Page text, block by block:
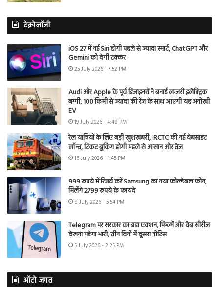
टेक्नोलॉजी
iOS 27 में नई Siri होगी पहले से ज्यादा स्मार्ट, ChatGPT और
Gemini को देगी टक्कर
25 July 2026 - 7:52 PM
Audi और Apple के पूर्व डिजाइनरों ने बनाई लग्जरी इलेक्ट्रिक
बग्गी, 100 किमी से ज्यादा की रेंज के साथ आएगी यह अनोखी
EV
19 July 2026 - 4:48 PM
रेल यात्रियों के लिए बड़ी खुशखबरी, IRCTC की नई वेबसाइट
लॉन्च, टिकट बुकिंग होगी पहले से आसान और तेज
16 July 2026 - 1:45 PM
999 रुपये में रिजर्व करें Samsung का नया फोल्डेबल फोन,
मिलेंगे 2799 रुपये के फायदे
8 July 2026 - 5:54 PM
Telegram पर सरकार का बड़ा एक्शन, फिल्में और वेब सीरीज
देखना पड़ेगा भारी, तीन दिनों में दूसरा नोटिस
5 July 2026 - 2:25 PM
ऑटो जगत